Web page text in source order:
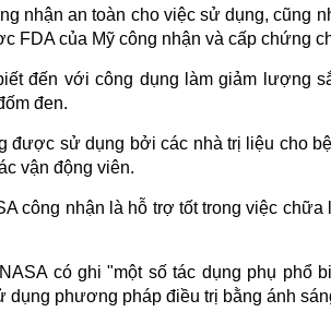
nhận an toàn cho việc sử dụng, cũng
FDA của Mỹ công nhận và cấp chứng
đến với công dụng làm giảm lượng
đen.
được sử dụng bởi các nhà trị liệu cho
vận động viên.
công nhận là hỗ trợ tốt trong việc
có ghi "một số tác dụng phụ phổ
dụng phương pháp điều trị bằng ánh